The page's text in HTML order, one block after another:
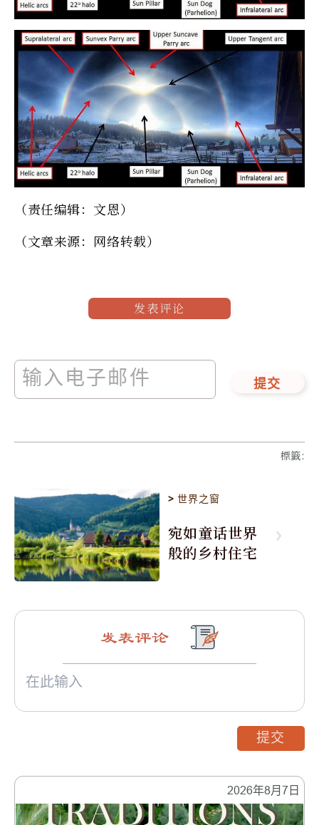
（责任编辑：文恩）
（文章来源：网络转载）
发表评论
提交
標籤:
>世界之窗
宛如童话世界
般的乡村住宅
2026年8月7日
发表评论
提交